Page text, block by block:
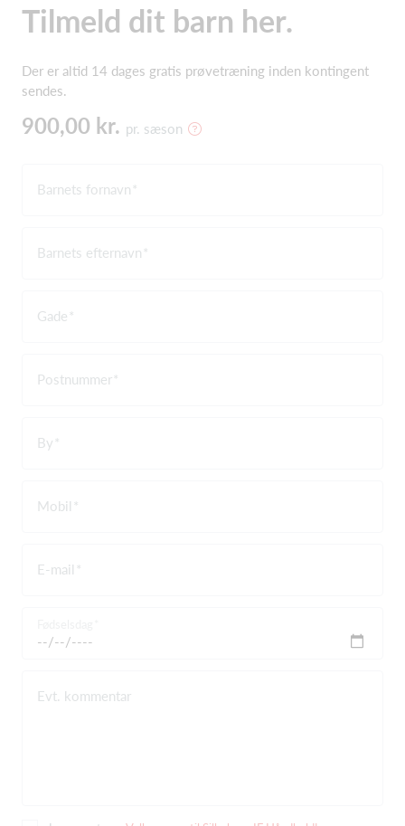
Tilmeld dit barn her.
Der er altid 14 dages gratis prøvetræning inden kontingent
sendes.
900,00 kr. pr. sæson
Barnets fornavn
Barnets efternavn
Gade
Postnummer
By
Mobil
E-mail
Evt. kommentar